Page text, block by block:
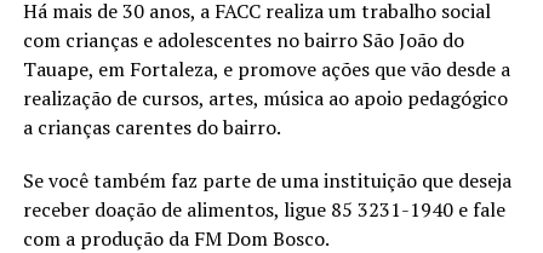
Há mais de 30 anos, a FACC realiza um trabalho social
com crianças e adolescentes no bairro São João do
Tauape, em Fortaleza, e promove ações que vão desde a
realização de cursos, artes, música ao apoio pedagógico
a crianças carentes do bairro.
Se você também faz parte de uma instituição que deseja
receber doação de alimentos, ligue 85 3231-1940 e fale
com a produção da FM Dom Bosco.